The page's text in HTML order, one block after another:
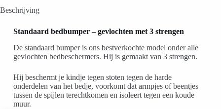
Beschrijving
Standaard bedbumper – gevlochten met 3 strengen
De standaard bumper is ons bestverkochte model onder alle
gevlochten bedbeschermers. Hij is gemaakt van 3 strengen.
Hij beschermt je kindje tegen stoten tegen de harde
onderdelen van het bedje, voorkomt dat armpjes of beentjes
tussen de spijlen terechtkomen en isoleert tegen een koude
muur.